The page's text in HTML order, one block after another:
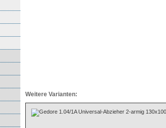
Weitere Varianten: